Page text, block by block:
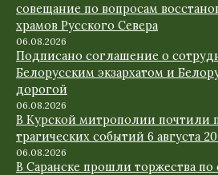
совещание по вопросам
храмов Русского Севера
06.08.2026
Подписано соглашение о
Белорусским экзархатом и
дорогой
06.08.2026
В Курской митрополии почтили
трагических событий 6 августа
06.08.2026
В Саранске прошли торжества